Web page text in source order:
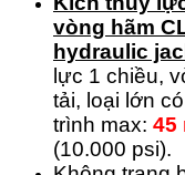
vòng hãm
hydraulic
lực 1 chiều,
tải, loại lớn
trình max: 45
(10.000 psi).